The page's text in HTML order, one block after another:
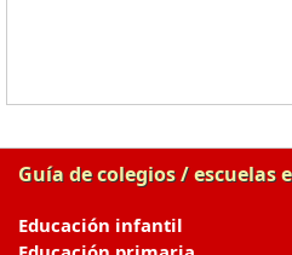
Guía de colegios / escuelas
Educación infantil